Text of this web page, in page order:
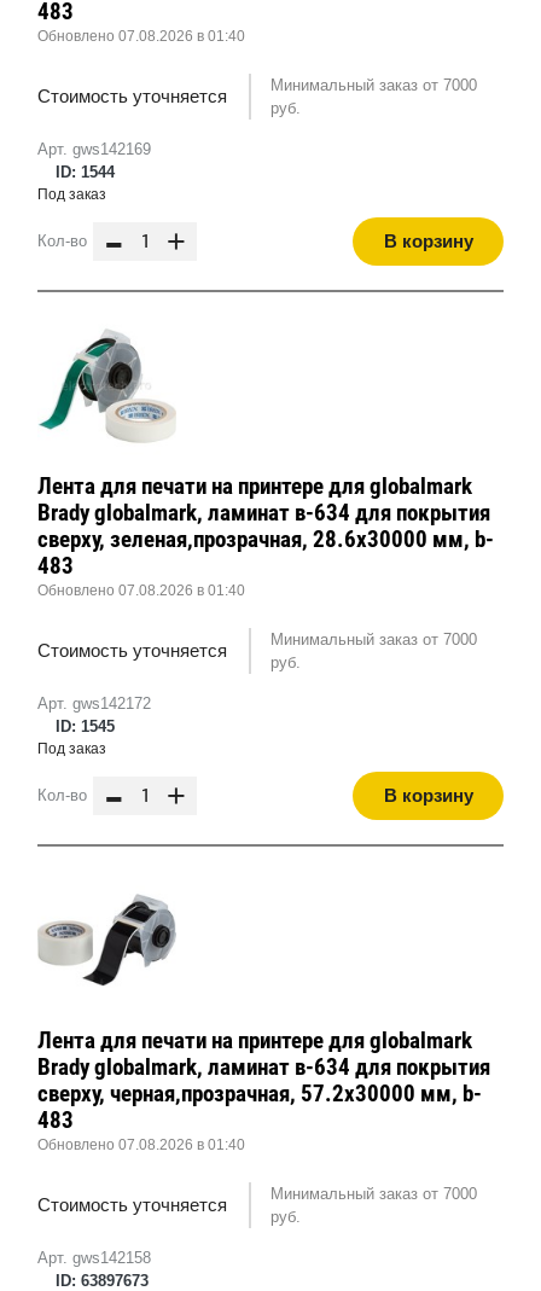
Арт. gws142169
ID: 1544
483
Обновлено 07.08.2026 в 01:40
Стоимость уточняется
Минимальный заказ от 7000
руб.
Под заказ
Кол-во - + В корзину
Арт. gws142172
ID: 1545
Лента для печати на принтере для globalmark
Brady globalmark, ламинат в-634 для покрытия
сверху, зеленая,прозрачная, 28.6x30000 мм, b-
483
Обновлено 07.08.2026 в 01:40
Стоимость уточняется
Минимальный заказ от 7000
руб.
Под заказ
Кол-во - + В корзину
Арт. gws142158
ID: 63897673
Лента для печати на принтере для globalmark
Brady globalmark, ламинат в-634 для покрытия
сверху, черная,прозрачная, 57.2x30000 мм, b-
483
Обновлено 07.08.2026 в 01:40
Стоимость уточняется
Минимальный заказ от 7000
руб.